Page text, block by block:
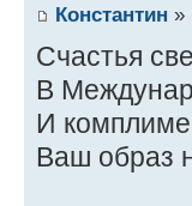
Константин »
Счастья
В
И
Ваш образ